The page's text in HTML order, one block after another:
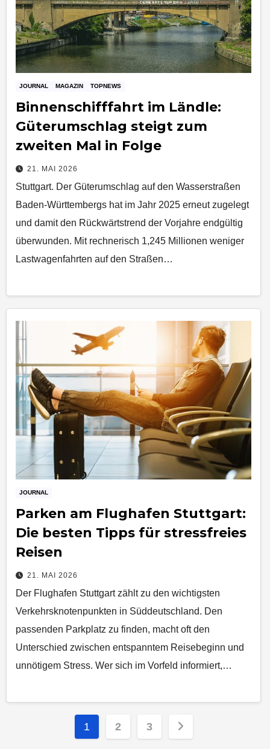
JOURNAL MAGAZIN TOPNEWS
Binnenschifffahrt im Ländle:
Güterumschlag steigt zum
zweiten Mal in Folge
21. MAI 2026
Stuttgart. Der Güterumschlag auf den Wasserstraßen
Baden-Württembergs hat im Jahr 2025 erneut zugelegt
und damit den Rückwärtstrend der Vorjahre endgültig
überwunden. Mit rechnerisch 1,245 Millionen weniger
Lastwagenfahrten auf den Straßen…
JOURNAL
Parken am Flughafen Stuttgart:
Die besten Tipps für stressfreies
Reisen
21. MAI 2026
Der Flughafen Stuttgart zählt zu den wichtigsten
Verkehrsknotenpunkten in Süddeutschland. Den
passenden Parkplatz zu finden, macht oft den
Unterschied zwischen entspanntem Reisebeginn und
unnötigem Stress. Wer sich im Vorfeld informiert,…
Seitennummerierung
der
1 2 3